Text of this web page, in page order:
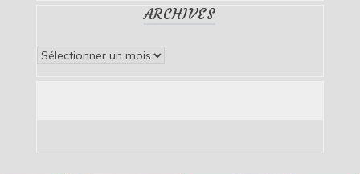
ARCHIVES
Archives